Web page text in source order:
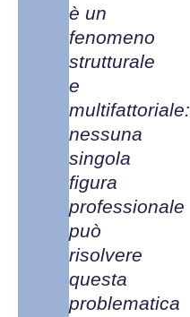
è un
fenomeno
strutturale
e
multifattoriale:
nessuna
singola
figura
professionale
può
risolvere
questa
problematica